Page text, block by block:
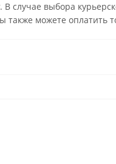
В случае выбора
также можете оплатить